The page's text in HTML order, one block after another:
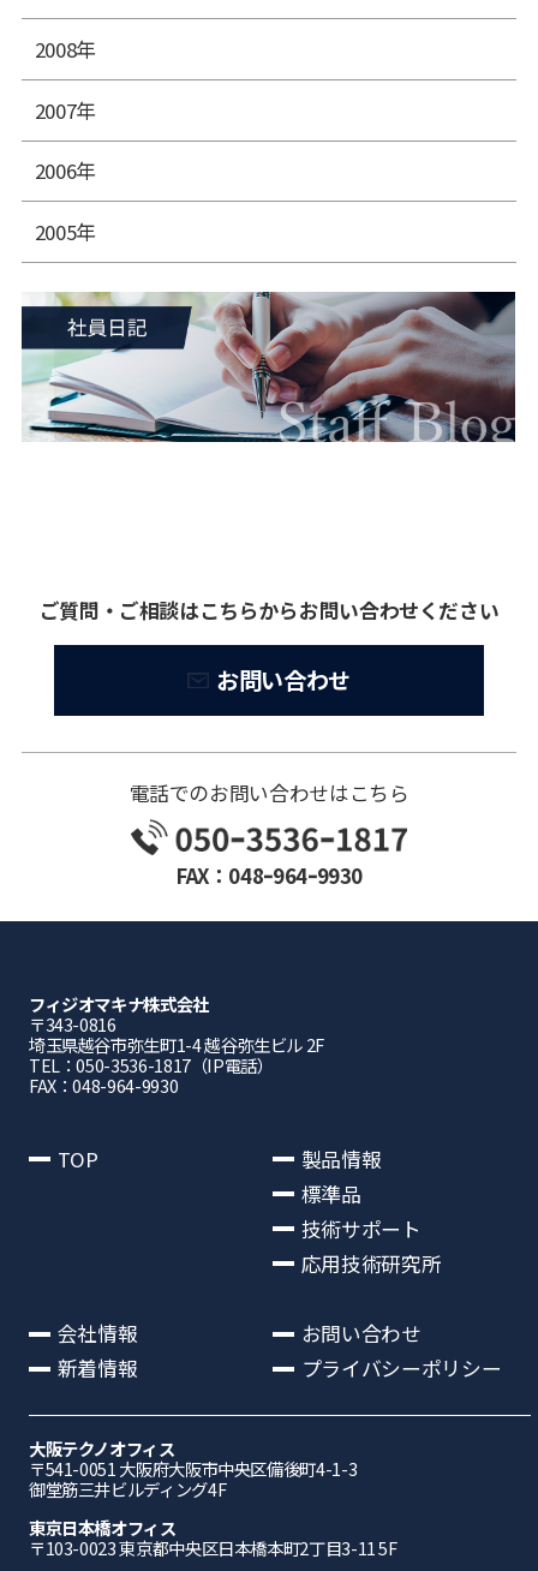
2008年
2007年
2006年
2005年
ご質問・ご相談はこちらからお問い合わせください
お問い合わせ
電話でのお問い合わせはこちら
FAX：048ｰ964ｰ9930
フィジオマキナ株式会社
〒343-0816
埼⽟県越⾕市弥⽣町1-4 越⾕弥⽣ビル 2F
TEL：050-3536-1817（IP電話）
FAX：048-964-9930
TOP
製品情報
標準品
技術サポート
応用技術研究所
会社情報
新着情報
お問い合わせ
プライバシーポリシー
大阪テクノオフィス
〒541-0051 ⼤阪府⼤阪市中央区備後町4-1-3
御堂筋三井ビルディング4F
東京日本橋オフィス
〒103-0023 東京都中央区日本橋本町2丁目3-11 5F